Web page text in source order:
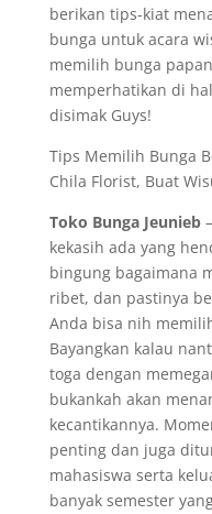
berikan tips-kiat
bunga untuk acara
memilih bunga
memperhatikan di
disimak Guys!
Tips Memilih Bunga
Chila Florist, Buat
Toko Bunga Jeunieb
kekasih ada yang
bingung bagaimana
ribet, dan pastinya
Anda bisa nih
Bayangkan kalau
toga dengan
bukankah akan
kecantikannya.
penting dan juga
mahasiswa serta
banyak semester